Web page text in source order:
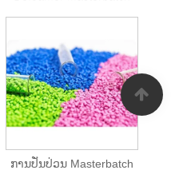
ການປັ່ນປ່ວນ Masterbatch